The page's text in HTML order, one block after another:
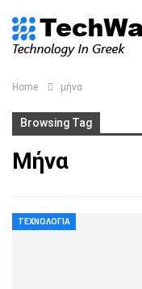
Home μήνα
Browsing Tag
Μήνα
ΤΕΧΝΟΛΟΓΊΑ